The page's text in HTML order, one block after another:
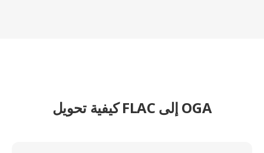
كيفية تحويل FLAC إلى OGA